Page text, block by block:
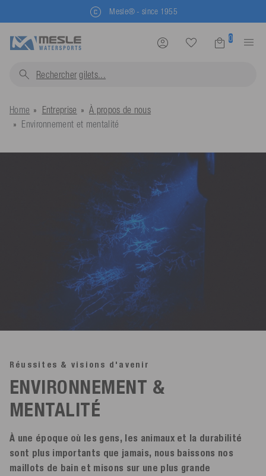
Mesle® - since 1955
0
Rechercher wakeboa
Home Entreprise
À propos de nous
Environnement et mentalité
Réussites & visions d'avenir
ENVIRONNEMENT &
MENTALITÉ
À une époque où les gens, les animaux et la durabilité
sont plus importants que jamais, nous baissons nos
maillots de bain et misons sur une plus grande